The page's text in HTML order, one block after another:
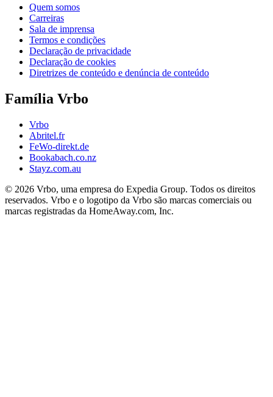
Quem somos
Carreiras
Sala de imprensa
Termos e condições
Declaração de privacidade
Declaração de cookies
Diretrizes de conteúdo e denúncia de conteúdo
Família Vrbo
Vrbo
Abritel.fr
FeWo-direkt.de
Bookabach.co.nz
Stayz.com.au
© 2026 Vrbo, uma empresa do Expedia Group. Todos os direitos
reservados. Vrbo e o logotipo da Vrbo são marcas comerciais ou
marcas registradas da HomeAway.com, Inc.